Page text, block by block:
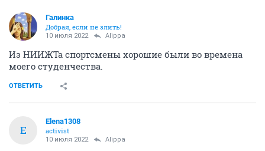
Галинка
Добрая, если не злить!
10 июля 2022 Alippa
Из НИИЖТа спортсмены хорошие были во времена
моего студенчества.
ОТВЕТИТЬ
E
Elena1308
activist
10 июля 2022 Alippa